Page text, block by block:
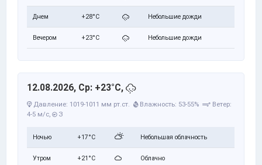
Днем +28°C Небольшие дожди
Вечером +23°C Небольшие дожди
12.08.2026, Ср: +23°C,
Давление: 1019-1011 мм рт.ст. Влажность: 53-55%
Ветер:
4-5 м/с, З
Ночью +17°C Небольшая облачность
Утром +21°C Облачно